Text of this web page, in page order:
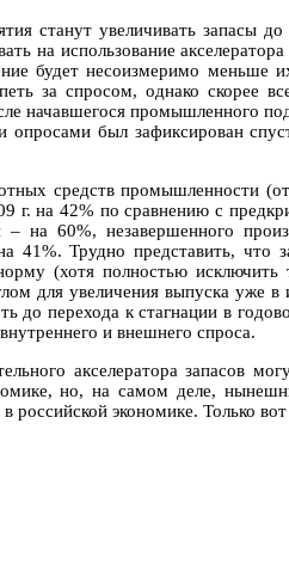
станут увеличивать запасы
на использование
будет несоизмеримо меньше
за спросом, однако скорее
начавшегося промышленного
был зафиксирован
средств промышленности
г. на 42% по сравнению с
на 60%, незавершенного
41%. Трудно представить, что
(хотя полностью исключить
для увеличения выпуска уже
до перехода к стагнации в
и внешнего спроса.
акселератора запасов
но, на самом деле,
экономике. Только